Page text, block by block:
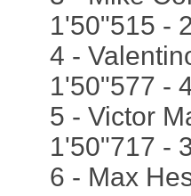
1'50"515 -
4 -
1'50"577 -
5 - Victor
1'50"717 -
6 - Max